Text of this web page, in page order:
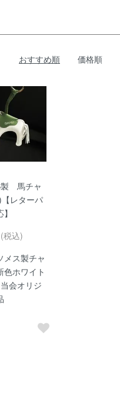
おすすめ順 価格順
製 馬チャ
レターパ
税込)
メス製チャ
色ホワイト
会オリジ